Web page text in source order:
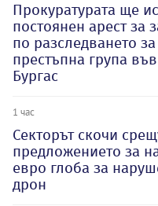
Прокуратурата ще
постоянен арест за
по разследването за
престъпна група
Бургас
1 час
Секторът скочи
предложението за
евро глоба за
дрон